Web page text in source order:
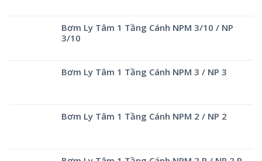
Bơm Ly Tâm 1 Tầng Cánh NPM 3/10 / NP
3/10
Bơm Ly Tâm 1 Tầng Cánh NPM 3 / NP 3
Bơm Ly Tâm 1 Tầng Cánh NPM 2 / NP 2